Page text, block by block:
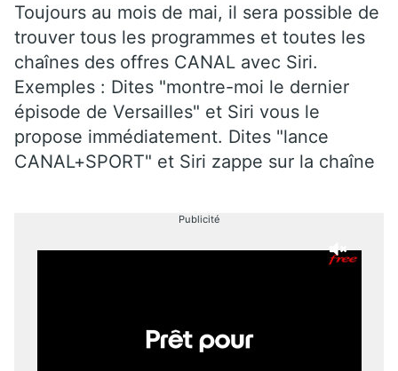
Toujours au mois de mai, il sera possible de
trouver tous les programmes et toutes les
chaînes des offres CANAL avec Siri.
Exemples : Dites "montre-moi le dernier
épisode de Versailles" et Siri vous le
propose immédiatement. Dites "lance
CANAL+SPORT" et Siri zappe sur la chaîne
Publicité